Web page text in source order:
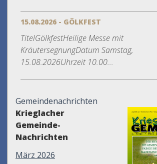
15.08.2026 - GÖLKFEST
TitelGölkfestHeilige Messe mit
KräutersegnungDatum Samstag,
15.08.2026Uhrzeit 10.00...
Gemeindenachrichten
Krieglacher
Gemeinde-
Nachrichten
März 2026